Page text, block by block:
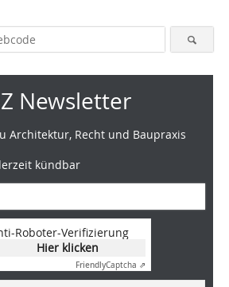
Newsletter
Architektur, Recht und Baupraxis
kündbar
Roboter-Verifizierung
Hier klicken
FriendlyCaptcha ⇗